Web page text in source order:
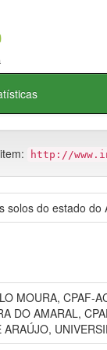
http://
solos do estado
MOURA, CPAF-
DO AMARAL,
ARAÚJO,